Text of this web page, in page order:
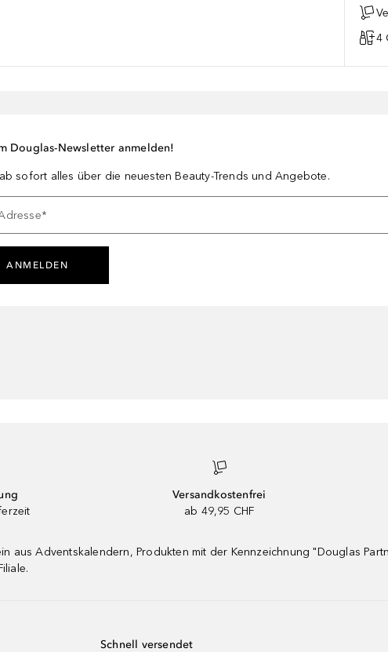
4
Douglas-Newsletter anmelden!
sofort alles über die neuesten Beauty-Trends und Angebote.
*
ANMELDEN
Versandkostenfrei
ab 49,95 CHF
aus Adventskalendern, Produkten mit der Kennzeichnung "Douglas
Schnell versendet